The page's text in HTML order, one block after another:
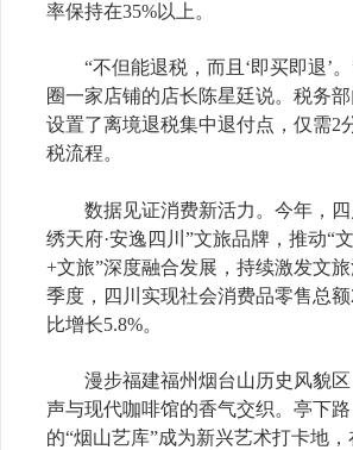
率保持在35%以上。
“不但能退税，而且‘即买即退’。
圈一家店铺的店长陈星廷说。税务
设置了离境退税集中退付点，仅需2
税流程。
数据见证消费新活力。今年，四
绣天府·安逸四川”文旅品牌，推动“
+文旅”深度融合发展，持续激发文
季度，四川实现社会消费品零售总额
比增长5.8%。
漫步福建福州烟台山历史风貌区
声与现代咖啡馆的香气交织。亭下
的“烟山艺库”成为新兴艺术打卡地